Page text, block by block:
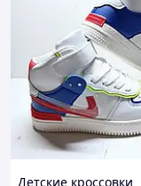
Детские кроссовки